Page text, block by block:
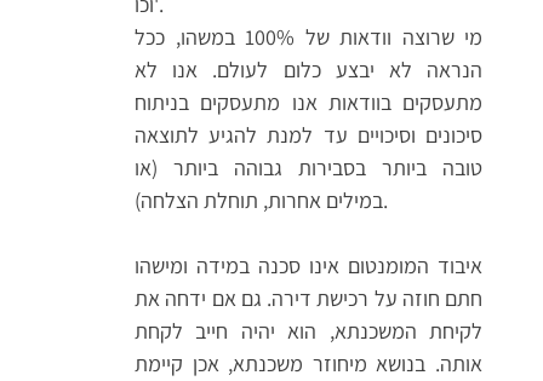
מי שרוצה וודאות של 100% במשהו, ככל
הנראה לא יבצע כלום לעולם. אנו לא
מתעסקים בוודאות אנו מתעסקים בניתוח
סיכונים וסיכויים עד למנת להגיע לתוצאה
טובה ביותר בסבירות גבוהה ביותר (או
במילים אחרות, תוחלת הצלחה).
איבוד המומנטום אינו סכנה במידה ומישהו
חתם חוזה על רכישת דירה. גם אם ידחה את
לקיחת המשכנתא, הוא יהיה חייב לקחת
אותה. בנושא מיחוזר משכנתא, אכן קיימת